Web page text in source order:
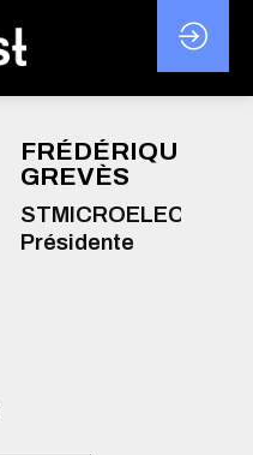
FRÉDÉRIQUE
GREVÈS
Présidente